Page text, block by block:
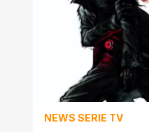
NEWS SERIE TV